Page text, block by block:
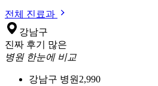
전체 진료과
강남구
진짜 후기 많은
병원 한눈에 비교
강남구 병원 2,990